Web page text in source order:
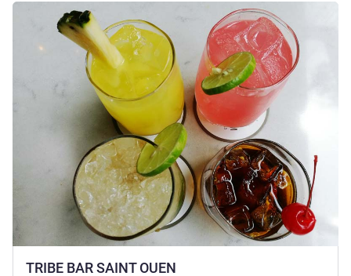
TRIBE BAR SAINT OUEN
Ver detalhes